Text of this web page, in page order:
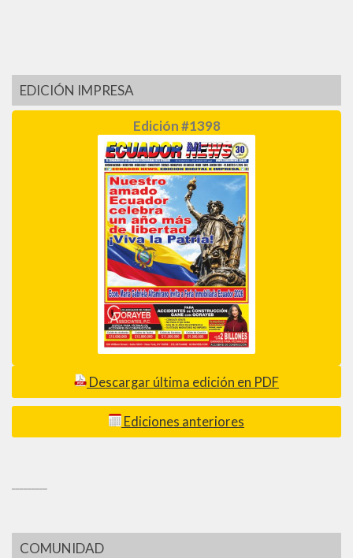
EDICIÓN IMPRESA
Edición #1398
Descargar última edición en PDF
Ediciones anteriores
COMUNIDAD